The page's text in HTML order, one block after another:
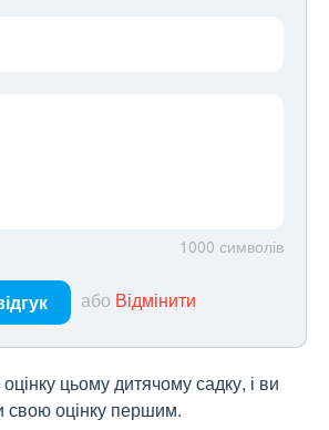
1000 символів
або Відмінити
цьому дитячому садку, і ви
свою оцінку першим.